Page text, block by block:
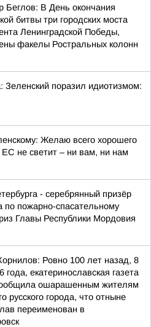
Беглов: В День окончания
битвы три городских моста
Ленинградской Победы,
факелы Ростральных колонн
Зеленский поразил идиотизмом:
Желаю всего хорошего
ЕС не светит – ни вам, ни нам
- серебрянный призёр
по пожарно-спасательному
Главы Республики Мордовия
Ровно 100 лет назад, 8
года, екатеринославская газета
ошарашенным жителям
русского города, что отныне
переименован в